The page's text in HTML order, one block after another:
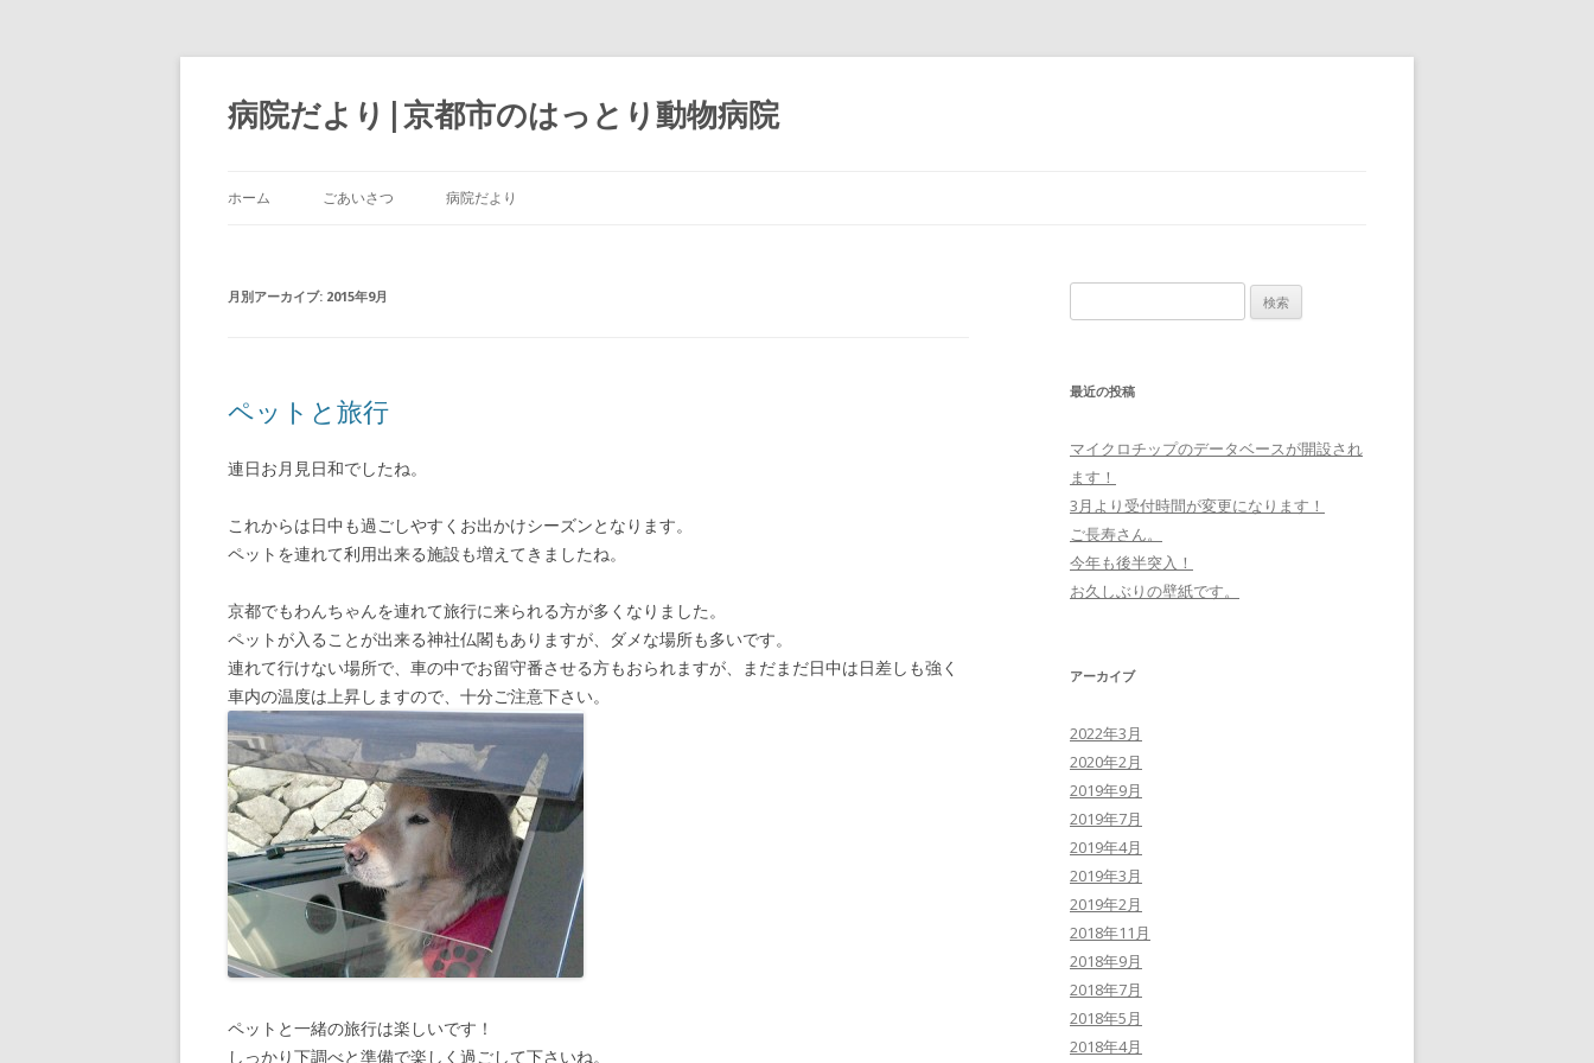
病院だより|京都市のはっとり動物病院
ホーム ごあいさつ 病院だより
月別アーカイブ: 2015年9月
ペットと旅行
連日お月見日和でしたね。
これからは日中も過ごしやすくお出かけシーズンとなります。
ペットを連れて利用出来る施設も増えてきましたね。
京都でもわんちゃんを連れて旅行に来られる方が多くなりました。
ペットが入ることが出来る神社仏閣もありますが、ダメな場所も多いです。
連れて行けない場所で、車の中でお留守番させる方もおられますが、まだまだ日中は日差しも強く
車内の温度は上昇しますので、十分ご注意下さい。
ペットと一緒の旅行は楽しいです！
しっかり下調べと準備で楽しく過ごして下さいね。
最近の投稿
マイクロチップのデータベースが開設され
ます！
3月より受付時間が変更になります！
ご長寿さん。
今年も後半突入！
お久しぶりの壁紙です。
アーカイブ
2022年3月
2020年2月
2019年9月
2019年7月
2019年4月
2019年3月
2019年2月
2018年11月
2018年9月
2018年7月
2018年5月
2018年4月